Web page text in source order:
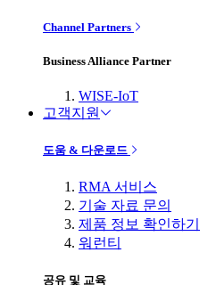
Channel Partners
Business Alliance Partner
WISE-IoT
고객지원
도움 & 다운로드
RMA 서비스
기술 자료 문의
제품 정보 확인하기
워런티
공유 및 교육